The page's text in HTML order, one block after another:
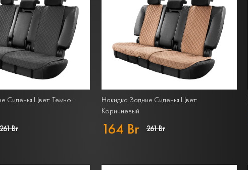
Сиденья Цвет: Темно-
261 Br
Накидка Задние Сиденья Цвет:
Коричневый
164 Br 261 Br